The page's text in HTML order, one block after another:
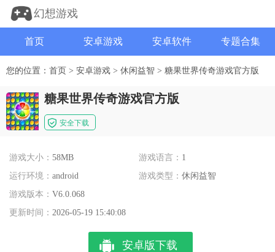
幻想游戏
首页 安卓游戏 安卓软件 专题合集
您的位置： 首页 > 安卓游戏 > 休闲益智 > 糖果世界传奇游戏官方版
糖果世界传奇游戏官方版
安全下载
游戏大小： 58MB 游戏语言： 1
运行环境： android 游戏类型：休闲益智
游戏版本： V6.0.068
更新时间： 2026-05-19 15:40:08
安卓版下载